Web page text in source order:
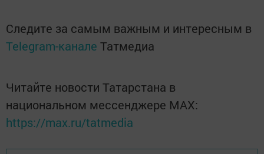
Следите за самым важным и интересным в
Telegram-канале Татмедиа
Читайте новости Татарстана в
национальном мессенджере MАХ:
https://max.ru/tatmedia